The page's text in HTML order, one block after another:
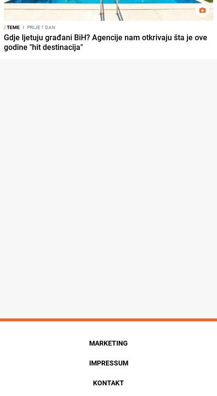
/TEME I PRIJE 1 DAN
Gdje ljetuju građani BiH? Agencije nam otkrivaju šta je ove
godine "hit destinacija"
MARKETING
IMPRESSUM
KONTAKT